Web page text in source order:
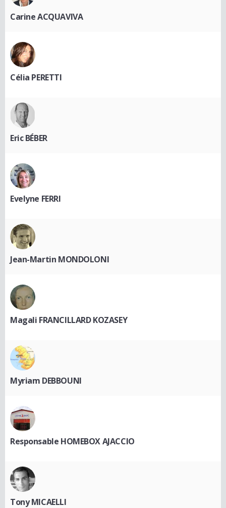
Carine ACQUAVIVA
Célia PERETTI
Eric BÉBER
Evelyne FERRI
Jean-Martin MONDOLONI
Magali FRANCILLARD KOZASEY
Myriam DEBBOUNI
Responsable HOMEBOX AJACCIO
Tony MICAELLI